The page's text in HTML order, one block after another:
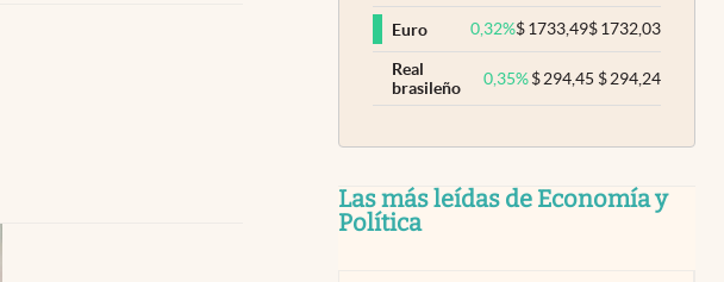
Euro 0,32%$1733,49$1732,03
Real
brasileño
0,35% $294,45 $294,24
Las más leídas de Economía y
Política